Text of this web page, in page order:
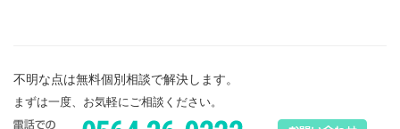
不明な点は無料個別相談で解決します。
まずは一度、お気軽にご相談ください。